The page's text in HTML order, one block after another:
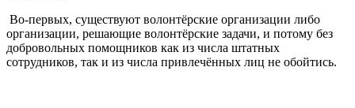
Во-первых, существуют волонтёрские организации либо
организации, решающие волонтёрские задачи, и потому без
добровольных помощников как из числа штатных
сотрудников, так и из числа привлечённых лиц не обойтись.